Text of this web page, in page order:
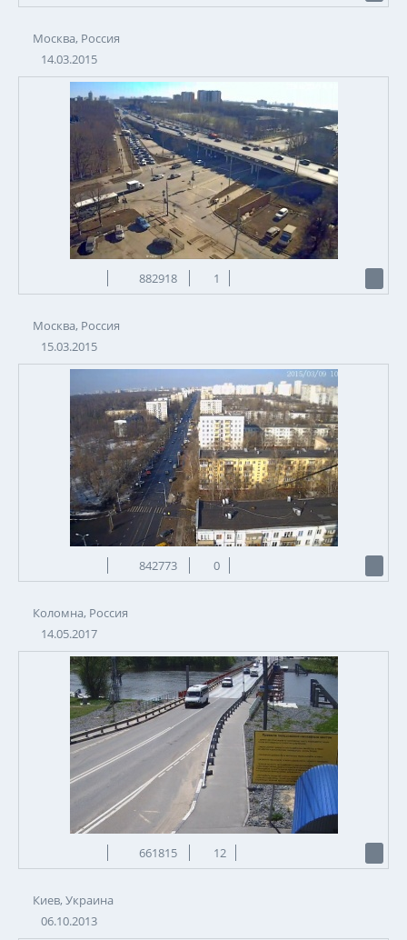
Москва, Россия
14.03.2015
882918 1
Москва, Россия
15.03.2015
842773 0
Коломна, Россия
14.05.2017
661815 12
Киев, Украина
06.10.2013